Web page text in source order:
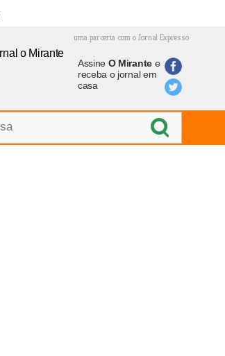
uma parceria com o Jornal Expresso
Assine O Mirantee
receba o jornal em
casa